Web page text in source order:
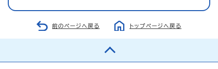
前のページへ戻る トップページへ戻る